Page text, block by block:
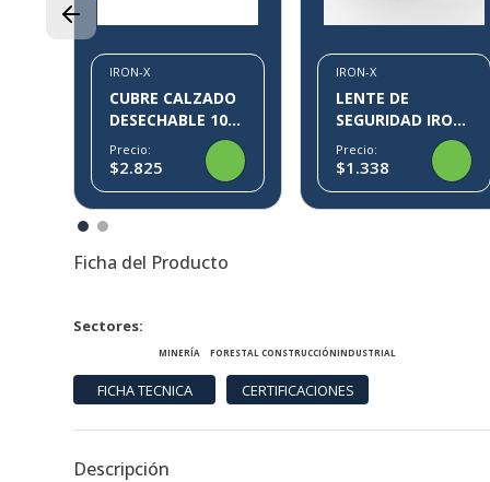
IRON-X
CUBRE CALZADO
DESECHABLE 100
PARES KLIN IRON-
X
Precio:
$2.825
IRON-X
LENTE DE
SEGURIDAD IRON-
X IX09
Precio:
$1.338
Ficha del Producto
Sectores
MINERÍA FORESTAL CONSTRUCCIÓNINDUSTRIAL
Descripción